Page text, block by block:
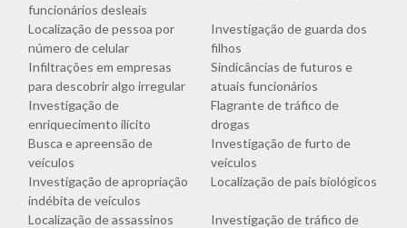
funcionários desleais
Localização de pessoa por
número de celular
Investigação de guarda dos
filhos
Infiltrações em empresas
para descobrir algo irregular
Sindicâncias de futuros e
atuais funcionários
Investigação de
enriquecimento ilícito
Flagrante de tráfico de
drogas
Busca e apreensão de
veículos
Investigação de furto de
veículos
Investigação de apropriação
indébita de veículos
Localização de pais biológicos
Localização de assassinos
Investigação de tráfico de